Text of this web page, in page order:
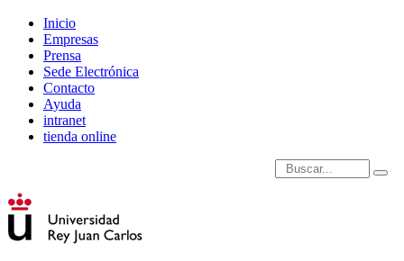
Inicio
Empresas
Prensa
Sede Electrónica
Contacto
Ayuda
intranet
tienda online
Introduce términos de